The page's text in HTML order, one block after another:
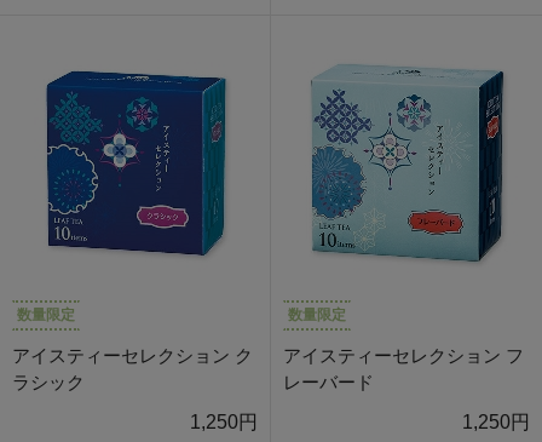
数量限定
アイスティーセレクション ク
ラシック
1,250円
数量限定
アイスティーセレクション フ
レーバード
1,250円